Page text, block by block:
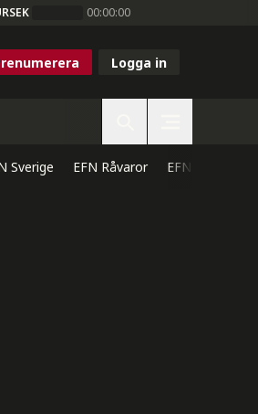
00:00:00
Logga in
Sverige EFN Råvaror EFN Direkt